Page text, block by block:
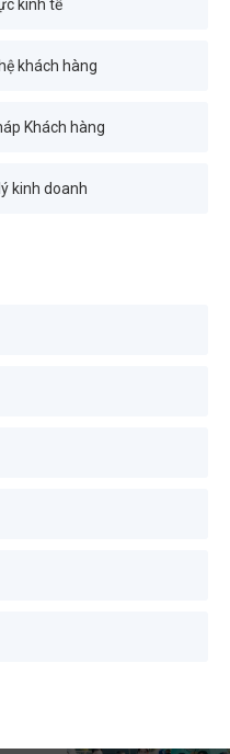
kinh tế
khách hàng
Khách hàng
kinh doanh